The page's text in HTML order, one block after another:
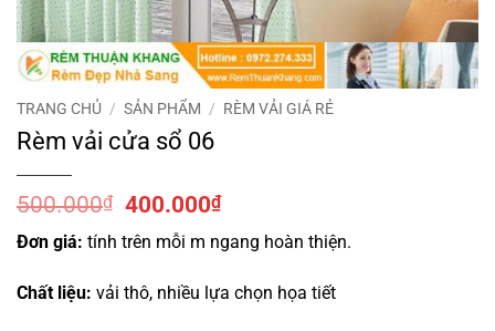
TRANG CHỦ / SẢN PHẨM / RÈM VẢI GIÁ RẺ
Rèm vải cửa sổ 06
500.000₫ Giá
là:
400.000₫Giá
tại
400.000₫.
Đơn giá: tính trên mỗi m ngang hoàn thiện.
Chất liệu: vải thô, nhiều lựa chọn họa tiết